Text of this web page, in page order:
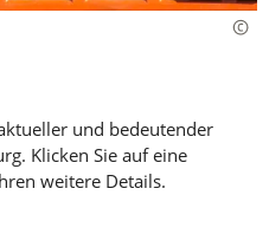
und bedeutender
Klicken Sie auf eine
weitere Details.